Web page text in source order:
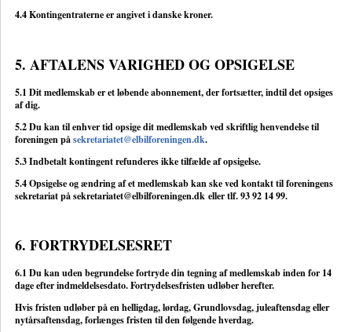
4.4 Kontingentraterne er angivet i danske kroner.
5. AFTALENS VARIGHED OG OPSIGELSE
5.1 Dit medlemskab er et løbende abonnement, der fortsætter, indtil det opsiges
af dig.
5.2 Du kan til enhver tid opsige dit medlemskab ved skriftlig henvendelse til
foreningen påsekretariatet@elbilforeningen.dk.
5.3 Indbetalt kontingent refunderes ikke tilfælde af opsigelse.
5.4 Opsigelse og ændring af et medlemskab kan ske ved kontakt til foreningens
sekretariat påsekretariatet@elbilforeningen.dk eller tlf. 93 92 14 99.
6. FORTRYDELSESRET
6.1 Du kan uden begrundelse fortryde din tegning af medlemskab inden for 14
dage efter indmeldelsesdato. Fortrydelsesfristen udløber herefter.
Hvis fristen udløber på en helligdag, lørdag, Grundlovsdag, juleaftensdag eller
nytårsaftensdag, forlænges fristen til den følgende hverdag.